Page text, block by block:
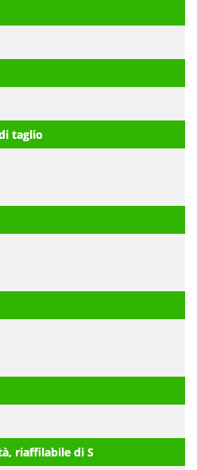
taglio
riaffilabile di S